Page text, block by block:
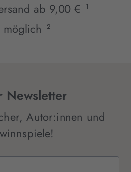
ab 9,00 €
1
möglich 2
Newsletter
Autor:innen und